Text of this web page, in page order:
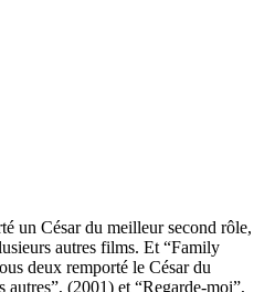
un César du meilleur second rôle,
autres films. Et “Family
deux remporté le César du
(2001) et “Regarde-moi”,